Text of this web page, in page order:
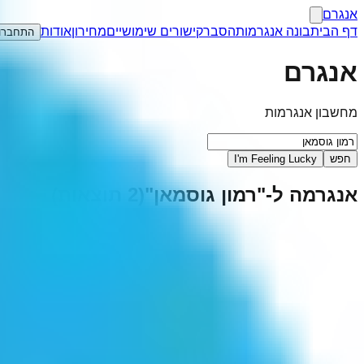
אנגרם
דף הביתבונה אנגרמותהסברקישורים שימושייםמחירוןאודות
אנגרם
מחשבון אנגרמות
חפש I'm Feeling Lucky
אנגרמה ל-"רמון גוסמאן"
(